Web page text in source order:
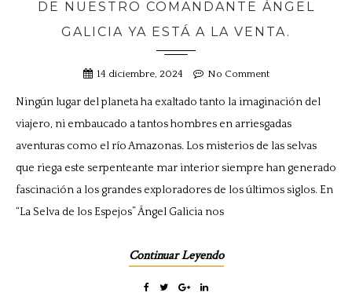
DE NUESTRO COMANDANTE ÁNGEL
GALICIA YA ESTÁ A LA VENTA.
14 diciembre, 2024 No Comment
Ningún lugar del planeta ha exaltado tanto la imaginación del
viajero, ni embaucado a tantos hombres en arriesgadas
aventuras como el río Amazonas. Los misterios de las selvas
que riega este serpenteante mar interior siempre han generado
fascinación a los grandes exploradores de los últimos siglos. En
“La Selva de los Espejos” Ángel Galicia nos
Continuar Leyendo